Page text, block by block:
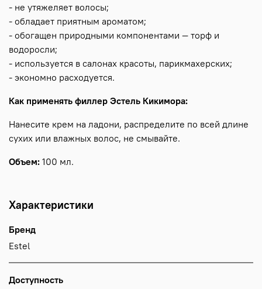
- не утяжеляет волосы;
- обладает приятным ароматом;
- обогащен природными компонентами — торф и
водоросли;
- используется в салонах красоты, парикмахерских;
- экономно расходуется.
Как применять филлер Эстель Кикимора:
Нанесите крем на ладони, распределите по всей длине
сухих или влажных волос, не смывайте.
Объем: 100 мл.
Характеристики
Бренд
Estel
Доступность